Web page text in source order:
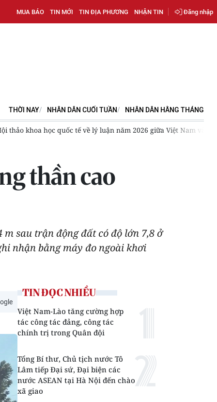
MUA BÁO TIN MỚI TIN ĐỊA PHƯƠNG NHẬN TIN Đăng nhập
THỜI NAY NHÂN DÂN CUỐI TUẦN NHÂN DÂN HẰNG THÁNG
khoa học quốc tế về lý luận năm 2026 giữa Việt Nam và Lào
thần cao
sau trận động đất có độ lớn 7,8 ở
nhận bằng máy đo ngoài khơi
TIN ĐỌC NHIỀU
Việt Nam-Lào tăng cường hợp
tác công tác đảng, công tác
chính trị trong Quân đội
Tổng Bí thư, Chủ tịch nước Tô
Lâm tiếp Đại sứ, Đại biện các
nước ASEAN tại Hà Nội đến chào
xã giao